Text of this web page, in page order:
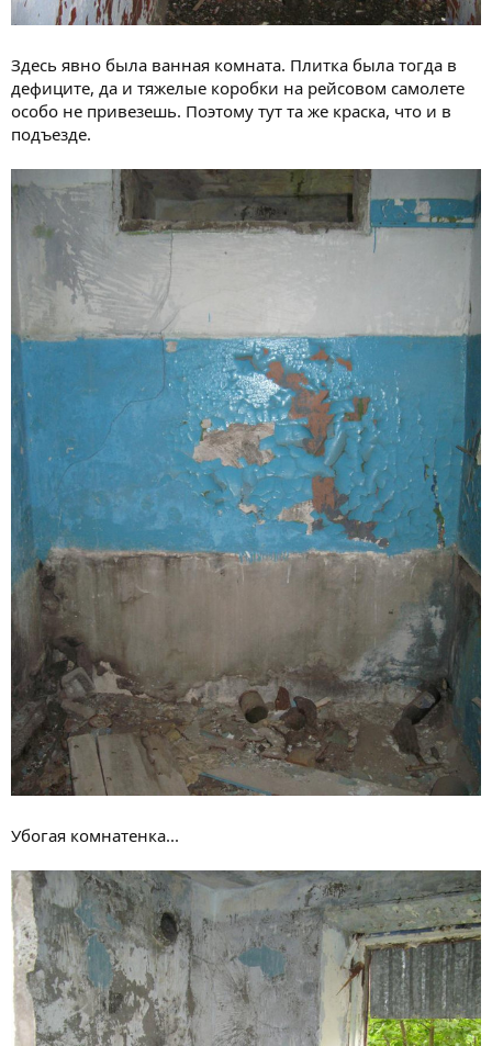
Здесь явно была ванная комната. Плитка была тогда в
дефиците, да и тяжелые коробки на рейсовом самолете
особо не привезешь. Поэтому тут та же краска, что и в
подъезде.
Убогая комнатенка...